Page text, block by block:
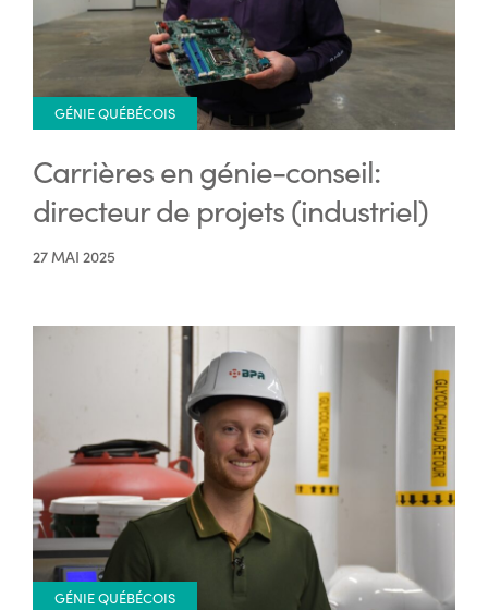
GÉNIE QUÉBÉCOIS
Carrières en génie-conseil:
directeur de projets (industriel)
27 MAI 2025
GÉNIE QUÉBÉCOIS